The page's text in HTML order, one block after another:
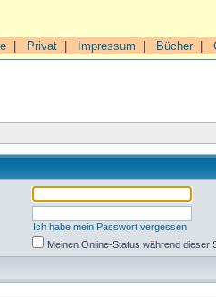
Privat Impressum Bücher|
Ich habe mein Passwort vergessen
Meinen Online-Status während dieser